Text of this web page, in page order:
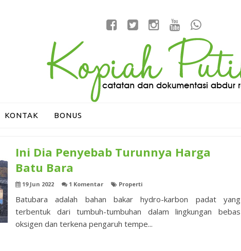
KONTAK BONUS
Ini Dia Penyebab Turunnya Harga
Batu Bara
19 Jun 2022 1 Komentar Properti
Batubara adalah bahan bakar hydro-karbon padat yang
terbentuk dari tumbuh-tumbuhan dalam lingkungan bebas
oksigen dan terkena pengaruh tempe...